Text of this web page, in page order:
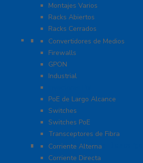
Montajes Varios
Racks Abiertos
Racks Cerrados
Networking
Convertidores de Medios
Firewalls
GPON
Industrial
PoE de Largo Alcance
Switches
Switches PoE
Transceptores de Fibra
Protección Contra Descargas
Corriente Alterna
Corriente Directa